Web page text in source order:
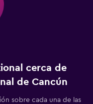
cerca de
de Cancún
sobre cada una de las